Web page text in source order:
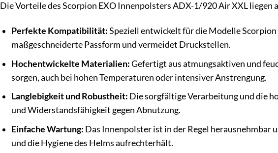
Die Vorteile des Scorpion EXO Innenpolsters ADX-1/920 Air XXL liegen
Perfekte Kompatibilität:Speziell entwickelt für die Modelle
maßgeschneiderte Passform und vermeidet Druckstellen.
Hochentwickelte Materialien:Gefertigt aus atmungsaktiven und
sorgen, auch bei hohen Temperaturen oder intensiver Anstrengung.
Langlebigkeit und Robustheit: Die sorgfältige Verarbeitung und die
und Widerstandsfähigkeit gegen Abnutzung.
Einfache Wartung: Das Innenpolster ist in der Regel herausnehmbar
und die Hygiene des Helms aufrechterhält.